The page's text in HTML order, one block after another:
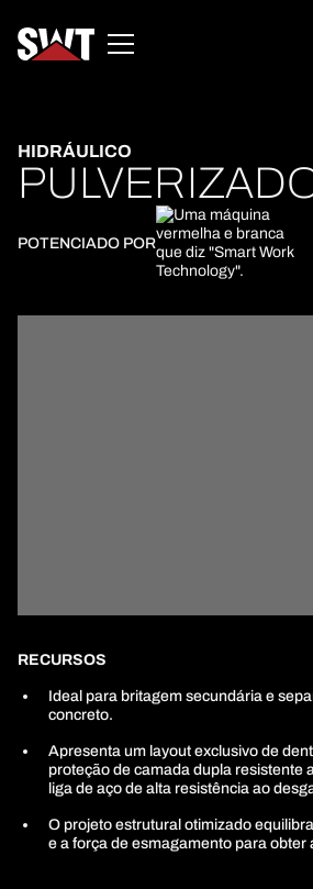
HIDRÁULICO
POTENCIADO POR
RECURSOS
Ideal para britagem secundária e
concreto.
Apresenta um layout exclusivo de
proteção de camada dupla resistente
liga de aço de alta resistência ao
O projeto estrutural otimizado
e a força de esmagamento para obter